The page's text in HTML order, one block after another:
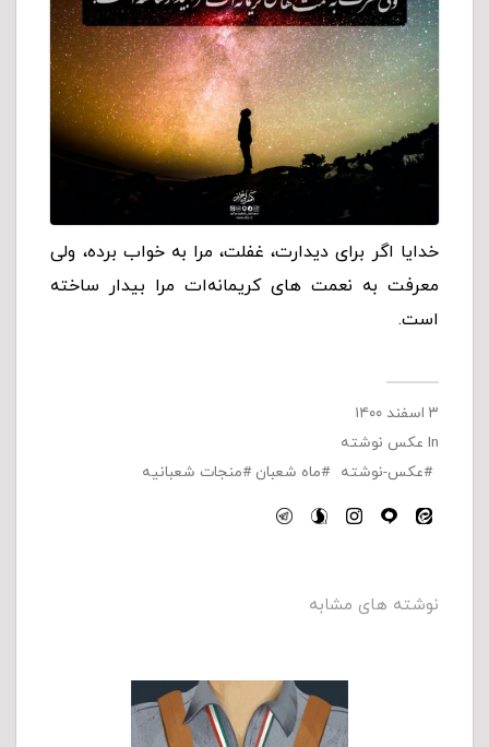
خدایا اگر براى دیدارت، غفلت، مرا به خواب برده، ولى
معرفت به نعمت هاى کریمانه‌ات مرا بیدار ساخته
است.
۳ اسفند ۱۴۰۰
In عکس نوشته
عکس-نوشته
ماه شعبان منجات شعبانیه
نوشته های مشابه